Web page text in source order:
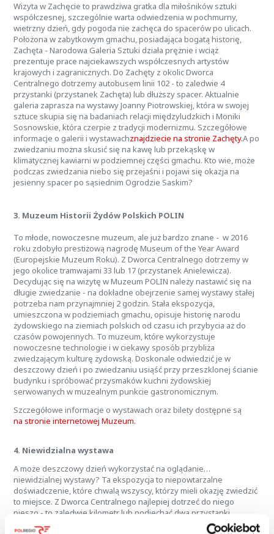
Wizyta w Zachęcie to prawdziwa gratka dla miłośników sztuki
współczesnej, szczególnie warta odwiedzenia w pochmurny,
wietrzny dzień, gdy pogoda nie zachęca do spacerów po ulicach.
Położona w zabytkowym gmachu, posiadająca bogatą historię,
Zachęta - Narodowa Galeria Sztuki działa prężnie i wciąż
prezentuje prace najciekawszych współczesnych artystów
krajowych i zagranicznych. Do Zachęty z okolic Dworca
Centralnego dotrzemy autobusem linii 102 - to zaledwie 4
przystanki (przystanek Zachęta) lub dłuższy spacer. Aktualnie
galeria zaprasza na wystawy Joanny Piotrowskiej, która w swojej
sztuce skupia się na badaniach relacji międzyludzkich i Moniki
Sosnowskie, która czerpie z tradycji modernizmu. Szczegółowe
informacje o galerii i wystawachznajdziecie na stronie Zachęty.A po
zwiedzaniu można skusić się na kawę lub przekąskę w
klimatycznej kawiarni w podziemnej części gmachu. Kto wie, może
podczas zwiedzania niebo się przejaśni i pojawi się okazja na
jesienny spacer po sąsiednim Ogrodzie Saskim?
3. Muzeum Historii Żydów Polskich POLIN
To młode, nowoczesne muzeum, ale już bardzo znane - w 2016
roku zdobyło prestiżową nagrodę Museum of the Year Award
(Europejskie Muzeum Roku). Z Dworca Centralnego dotrzemy w
jego okolice tramwajami 33 lub 17 (przystanek Anielewicza).
Decydując się na wizytę w Muzeum POLIN należy nastawić się na
długie zwiedzanie - na dokładne obejrzenie samej wystawy stałej
potrzeba nam przynajmniej 2 godzin. Stała ekspozycja,
umieszczona w podziemiach gmachu, opisuje historię narodu
żydowskiego na ziemiach polskich od czasu ich przybycia aż do
czasów powojennych. To muzeum, które wykorzystuje
nowoczesne technologie i w ciekawy sposób przybliża
zwiedzającym kulturę żydowską. Doskonale odwiedzić je w
deszczowy dzień i po zwiedzaniu usiąść przy przeszklonej ścianie
budynku i spróbować przysmaków kuchni żydowskiej
serwowanych w muzealnym punkcie gastronomicznym.
Szczegółowe informacje o wystawach oraz bilety dostępne są
na stronie internetowej Muzeum.
4. Niewidzialna wystawa
A może deszczowy dzień wykorzystać na oglądanie…
niewidzialnej wystawy? Ta ekspozycja to niepowtarzalne
doświadczenie, które chwalą wszyscy, którzy mieli okazję zwiedzić
to miejsce. Z Dworca Centralnego najlepiej dotrzeć do niego
pieszo - to zaledwie kilometr lub podjechać dwa przystanki
tramwajem 7, 9 lub 24 (Przystanek pl. Zawiszy).